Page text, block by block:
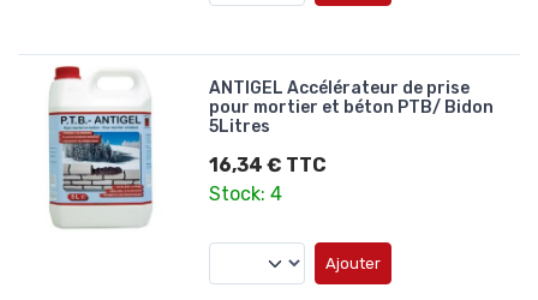
ANTIGEL Accélérateur de prise
pour mortier et béton PTB/ Bidon
5Litres
16,34 € TTC
Stock: 4
Ajouter